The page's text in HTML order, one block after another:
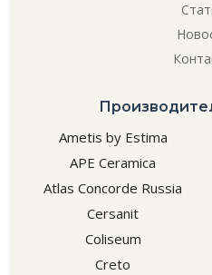
Ametis by Estima
APE Ceramica
Atlas Concorde Russia
Cersanit
Coliseum
Creto